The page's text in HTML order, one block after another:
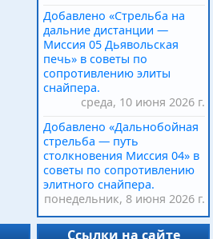
Добавлено «Стрельба на
дальние дистанции —
Миссия 05 Дьявольская
печь» в советы по
сопротивлению элиты
снайпера.
среда, 10 июня 2026 г.
Добавлено «Дальнобойная
стрельба — путь
столкновения Миссия 04» в
советы по сопротивлению
элитного снайпера.
понедельник, 8 июня 2026 г.
Ссылки на сайте